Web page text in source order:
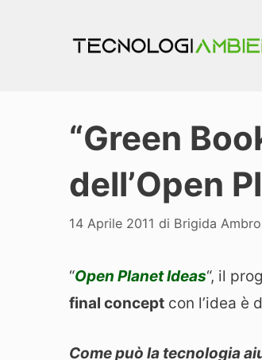
“Green
dell’Open
14 Aprile 2011 di Brigida
“Open Planet Ideas“, il
final concept con l’idea è
Come può la tecnologia